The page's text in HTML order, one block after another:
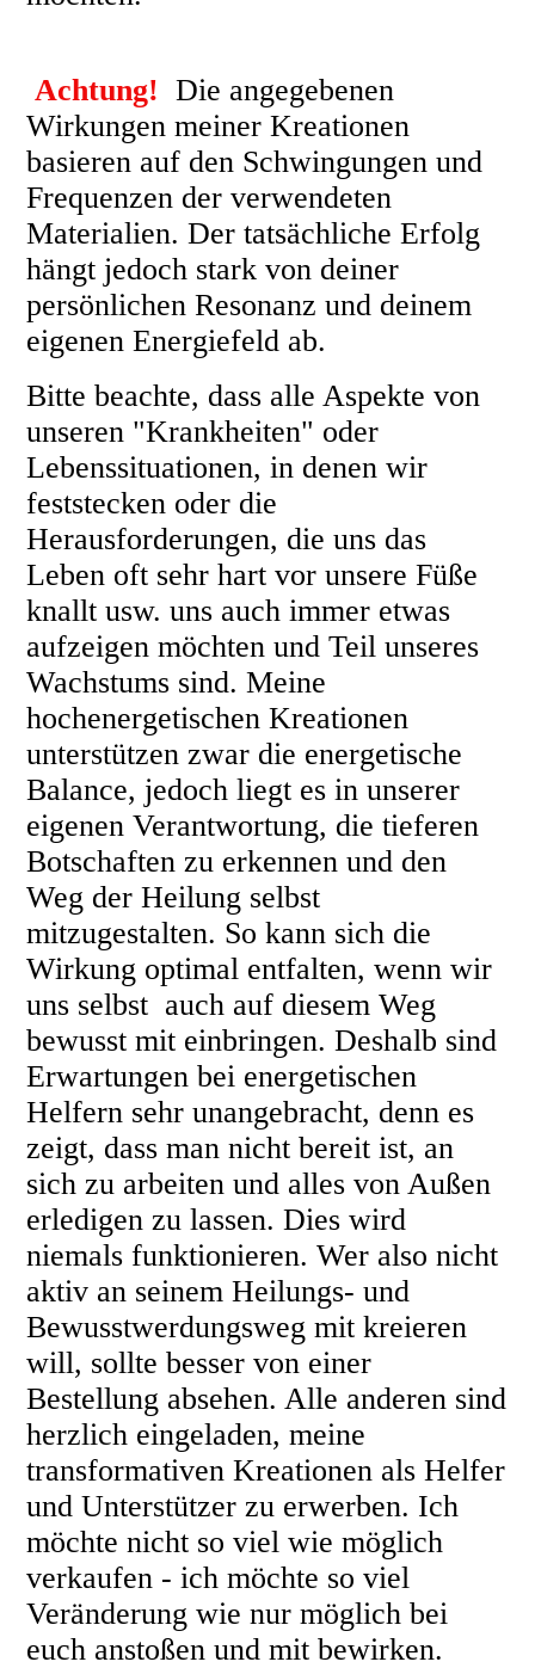
Achtung! Die angegebenen
Wirkungen meiner Kreationen
basieren auf den Schwingungen und
Frequenzen der verwendeten
Materialien. Der tatsächliche Erfolg
hängt jedoch stark von deiner
persönlichen Resonanz und deinem
eigenen Energiefeld ab.
Bitte beachte, dass alle Aspekte von
unseren "Krankheiten" oder
Lebenssituationen, in denen wir
feststecken oder die
Herausforderungen, die uns das
Leben oft sehr hart vor unsere Füße
knallt usw. uns auch immer etwas
aufzeigen möchten und Teil unseres
Wachstums sind. Meine
hochenergetischen Kreationen
unterstützen zwar die energetische
Balance, jedoch liegt es in unserer
eigenen Verantwortung, die tieferen
Botschaften zu erkennen und den
Weg der Heilung selbst
mitzugestalten. So kann sich die
Wirkung optimal entfalten, wenn wir
uns selbst auch auf diesem Weg
bewusst mit einbringen. Deshalb sind
Erwartungen bei energetischen
Helfern sehr unangebracht, denn es
zeigt, dass man nicht bereit ist, an
sich zu arbeiten und alles von Außen
erledigen zu lassen. Dies wird
niemals funktionieren. Wer also nicht
aktiv an seinem Heilungs- und
Bewusstwerdungsweg mit kreieren
will, sollte besser von einer
Bestellung absehen. Alle anderen sind
herzlich eingeladen, meine
transformativen Kreationen als Helfer
und Unterstützer zu erwerben. Ich
möchte nicht so viel wie möglich
verkaufen - ich möchte so viel
Veränderung wie nur möglich bei
euch anstoßen und mit bewirken.